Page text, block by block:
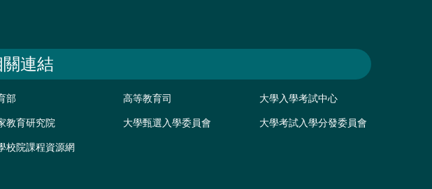
連結
部 高等教育司 大學入學考試中心
教育研究院 大學甄選入學委員會 大學考試入學分發委員會
校院課程資源網